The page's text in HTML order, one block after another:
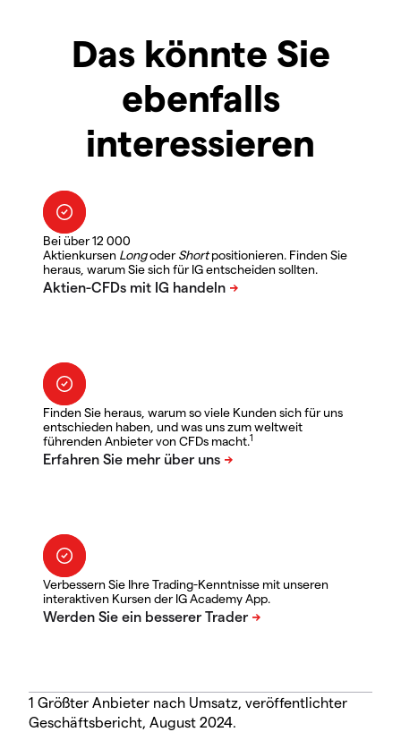
Das könnte Sie
ebenfalls
interessieren
Bei über 12 000
Aktienkursen LongoderShortpositionieren. Finden Sie
heraus, warum Sie sich für IG entscheiden sollten.
Finden Sie heraus, warum so viele Kunden sich für uns
entschieden haben, und was uns zum weltweit
führenden Anbieter von CFDs macht.1
Verbessern Sie Ihre Trading-Kenntnisse mit unseren
interaktiven Kursen der IG Academy App.
1 Größter Anbieter nach Umsatz, veröffentlichter
Geschäftsbericht, August 2024.